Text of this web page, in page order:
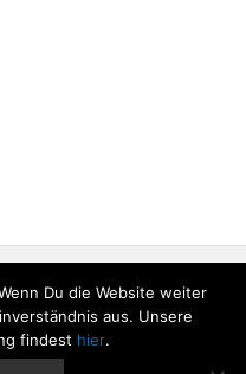
Du die Website weiter
aus. Unsere
findest hier.